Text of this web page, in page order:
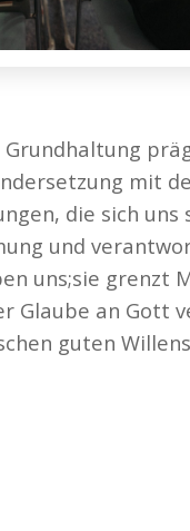
mit
die sich
und
uns;sie grenzt
Glaube an Gott
guten